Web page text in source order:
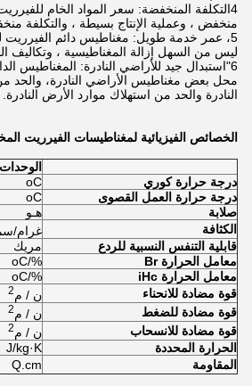
4التكلفة المنخفضة: سعر المواد الخام
منخفض ، وعملية الإنتاج بسيطة ، والتكلفة
5، عمر خدمة طويل: مغناطيس دائم
ليس من السهل إزالة المغناطيسية ، وتكاليف
6"استبدال جيد للأراضي النادرة: المغناطيس
محل بعض مغناطيس الأراضي النادرة، والحد
النادرة والحد من استهلاك موارد الأرض النادرة.
الخصائص الفيزيائية لمغناطيسات الفيرريت
الوحدات
درجة حرارة كوري
oC
درجة حرارة العمل القصوى
oC
صلابة
هـو
الكثافة
غرام/
قابلية التنفس النسبية للردع
مريك
معامل الحرارة Br
%/oC
معامل الحرارة iHc
%/oC
قوة مضادة للانحناء
ن / م 2
قوة مضادة للضغط ن / م 2
قوة مضادة للانسحاب ن / م 2
الحرارة المحددة J/kg·K
المقاومة
Q.cm